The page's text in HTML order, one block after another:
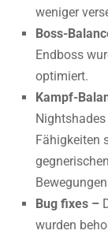
weniger
Boss-
Endboss
optimiert.
Kampf-
Fähigkeiten
Bug fixes –
wurden